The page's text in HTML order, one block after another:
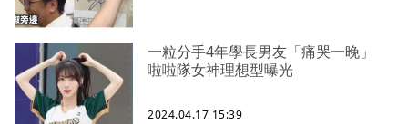
一粒分手4年學長男友「痛哭一晚」
啦啦隊女神理想型曝光
2024.04.17 15:39